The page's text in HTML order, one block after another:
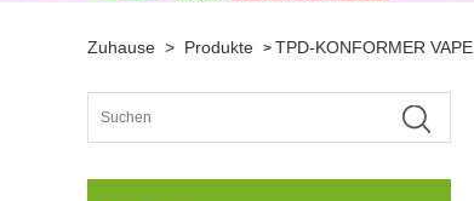
Zuhause > Produkte > TPD-KONFORMER VAPE